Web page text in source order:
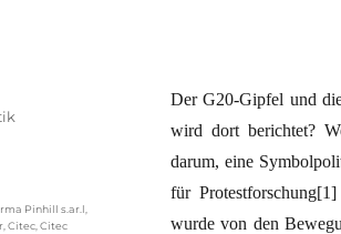
Der G20-Gipfel und
wird dort berichtet?
darum, eine
für
wurde von den
Pinhill s.ar.l
,Citec ,Citec